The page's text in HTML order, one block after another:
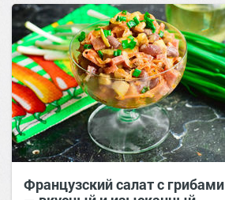
Французский салат с грибами